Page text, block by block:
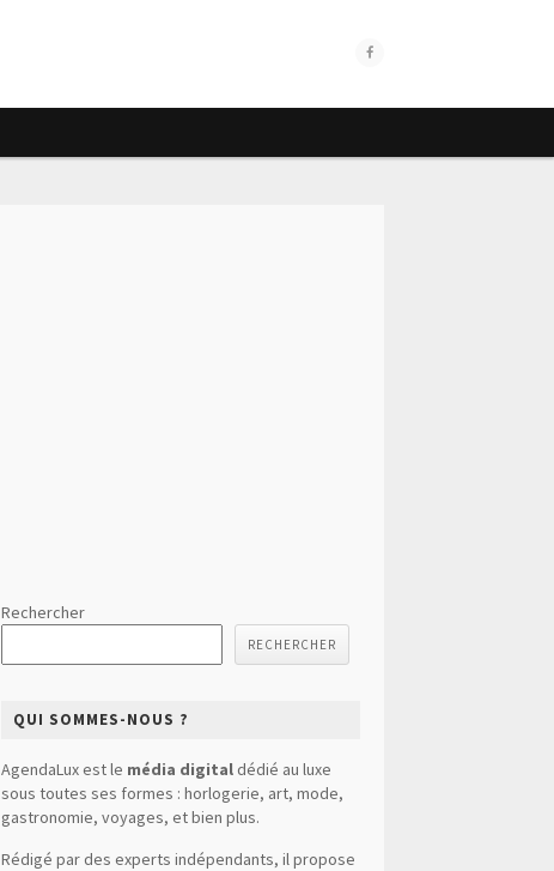
Rechercher
RECHERCHER
QUI SOMMES-NOUS ?
AgendaLux est le média digital dédié au luxe
sous toutes ses formes : horlogerie, art, mode,
gastronomie, voyages, et bien plus.
Rédigé par des experts indépendants, il propose